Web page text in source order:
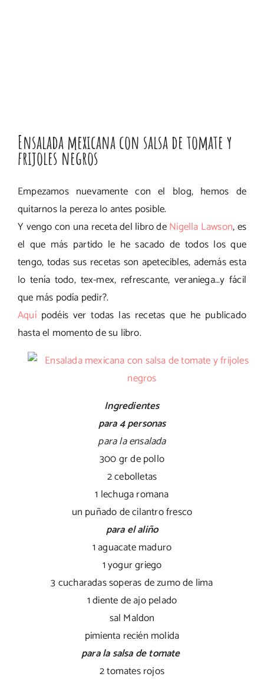
Ensalada mexicana con salsa de tomate y
frijoles negros
Empezamos nuevamente con el blog, hemos de
quitarnos la pereza lo antes posible.
Y vengo con una receta del libro deNigella Lawson, es
el que más partido le he sacado de todos los que
tengo, todas sus recetas son apetecibles, además esta
lo tenía todo, tex-mex, refrescante, veraniega…y fácil
que más podía pedir?.
Aquípodéis ver todas las recetas que he publicado
hasta el momento de su libro.
Ingredientes
para 4 personas
para la ensalada
300 gr de pollo
2 cebolletas
1 lechuga romana
un puñado de cilantro fresco
para el aliño
1 aguacate maduro
1 yogur griego
3 cucharadas soperas de zumo de lima
1 diente de ajo pelado
sal Maldon
pimienta recién molida
para la salsa de tomate
2 tomates rojos